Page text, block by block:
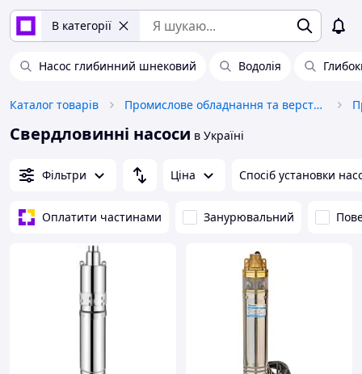
В категорії
Насос глибинний шнековий Водолія
Каталог товарів Промислове обладнання та верстати
Свердловинні насоси в Україні
Фільтри Ціна Спосіб установки
Оплатити частинами Занурювальний